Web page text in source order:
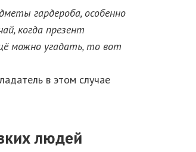
гардероба, особенно
когда презент
можно угадать, то вот
в этом случае
людей